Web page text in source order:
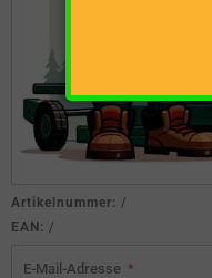
Artikelnummer: /
EAN: /
E-Mail-Adresse